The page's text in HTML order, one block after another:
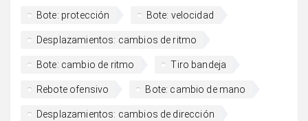
Bote: protección Bote: velocidad
Desplazamientos: cambios de ritmo
Bote: cambio de ritmo Tiro bandeja
Rebote ofensivo Bote: cambio de mano
Desplazamientos: cambios de dirección